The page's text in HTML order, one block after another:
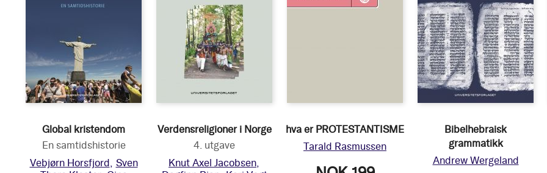
Global kristendom
En samtidshistorie
Vebjørn Horsfjord Sven
Verdensreligioner i Norge
4. utgave
Knut Axel Jacobsen
hva er PROTESTANTISME
Tarald Rasmussen
Bibelhebraisk
grammatikk
Andrew Wergeland